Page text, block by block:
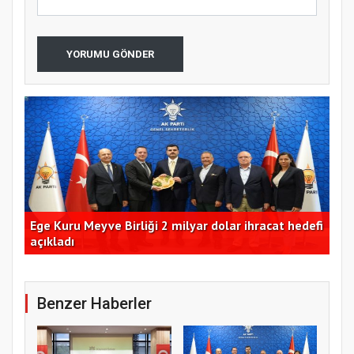
YORUMU GÖNDER
Ege Kuru Meyve Birliği 2 milyar dolar ihracat hedefi
açıkladı
Benzer Haberler